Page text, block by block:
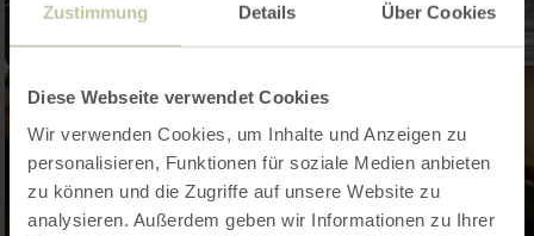
Zustimmung Details Über Cookies
Diese Webseite verwendet Cookies
Wir verwenden Cookies, um Inhalte und Anzeigen zu
personalisieren, Funktionen für soziale Medien anbieten
zu können und die Zugriffe auf unsere Website zu
analysieren. Außerdem geben wir Informationen zu Ihrer